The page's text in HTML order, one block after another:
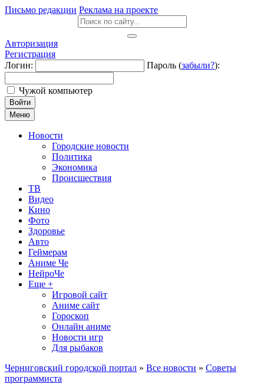
Письмо редакции Реклама на проекте
Авторизация
Регистрация
Логин:
Пароль (забыли?):
Чужой компьютер
Войти
Меню
Новости
Городские новости
Политика
Экономика
Происшествия
ТВ
Видео
Кино
Фото
Здоровье
Авто
Геймерам
Аниме Че
НейроЧе
Еще +
Игровой сайт
Аниме сайт
Гороскоп
Онлайн аниме
Новости игр
Для рыбаков
Черниговский городской портал » Все новости » Советы
программиста